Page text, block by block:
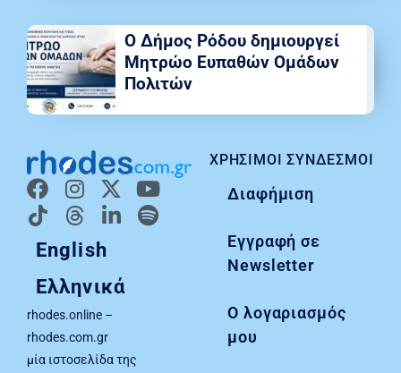
English
Ελληνικά
rhodes.online –
rhodes.com.gr
μία ιστοσελίδα της
ΧΡΉΣΙΜΟΙ ΣΎΝΔΕΣΜΟΙ
Διαφήμιση
Εγγραφή σε
Newsletter
Ο λογαριασμός
μου
Ο Δήμος Ρόδου δημιουργεί
Μητρώο Ευπαθών Ομάδων
Πολιτών